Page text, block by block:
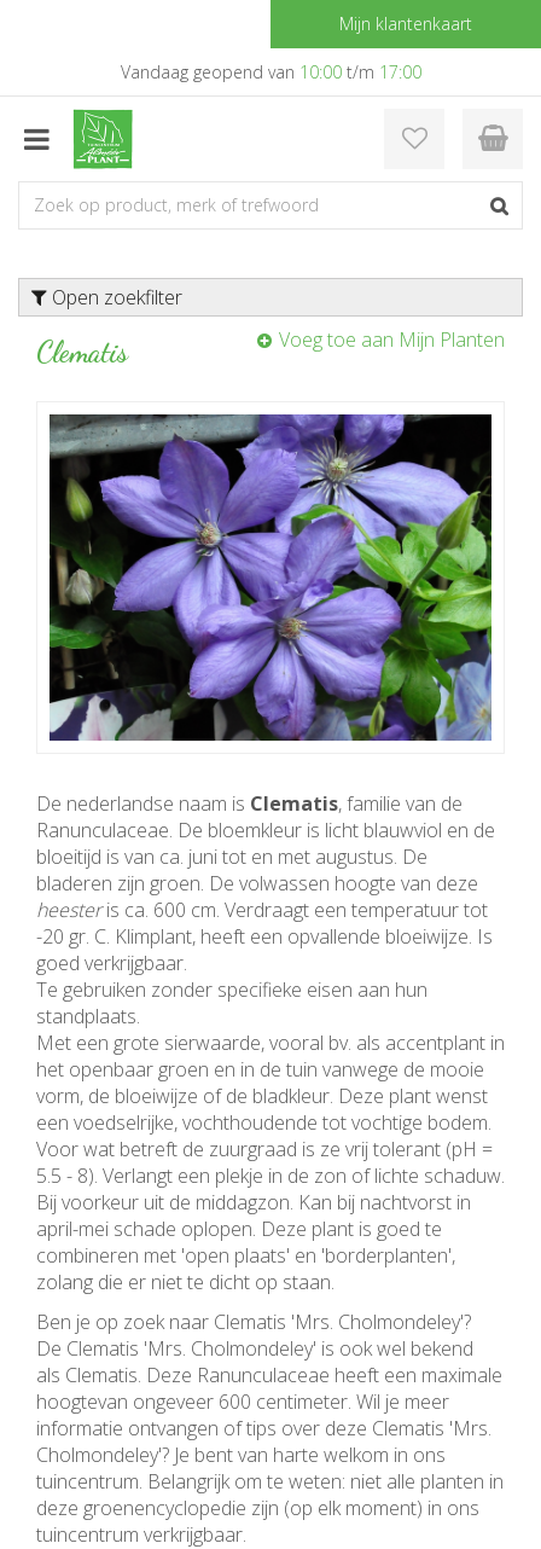
a
Mijn klantenkaart
Vandaag geopend van 10:00t/m 17:00
Open zoekfilter
Clematis Voeg toe aan Mijn Planten
De nederlandse naam is Clematis, familie van de
Ranunculaceae. De bloemkleur is licht blauwviol en de
bloeitijd is van ca. juni tot en met augustus. De
bladeren zijn groen. De volwassen hoogte van deze
heesteris ca. 600 cm. Verdraagt een temperatuur tot
-20 gr. C. Klimplant, heeft een opvallende bloeiwijze. Is
goed verkrijgbaar.
Te gebruiken zonder specifieke eisen aan hun
standplaats.
Met een grote sierwaarde, vooral bv. als accentplant in
het openbaar groen en in de tuin vanwege de mooie
vorm, de bloeiwijze of de bladkleur. Deze plant wenst
een voedselrijke, vochthoudende tot vochtige bodem.
Voor wat betreft de zuurgraad is ze vrij tolerant (pH =
5.5 - 8). Verlangt een plekje in de zon of lichte schaduw.
Bij voorkeur uit de middagzon. Kan bij nachtvorst in
april-mei schade oplopen. Deze plant is goed te
combineren met 'open plaats' en 'borderplanten',
zolang die er niet te dicht op staan.
Ben je op zoek naar Clematis 'Mrs. Cholmondeley'?
De Clematis 'Mrs. Cholmondeley' is ook wel bekend
als Clematis. Deze Ranunculaceae heeft een maximale
hoogtevan ongeveer 600 centimeter. Wil je meer
informatie ontvangen of tips over deze Clematis 'Mrs.
Cholmondeley'? Je bent van harte welkom in ons
tuincentrum. Belangrijk om te weten: niet alle planten in
deze groenencyclopedie zijn (op elk moment) in ons
tuincentrum verkrijgbaar.